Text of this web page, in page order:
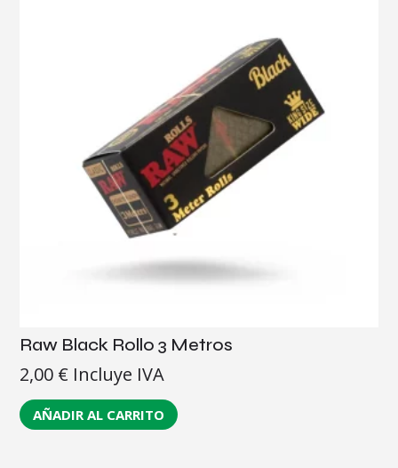
Raw Black Rollo 3 Metros
2,00 € Incluye IVA
AÑADIR AL CARRITO